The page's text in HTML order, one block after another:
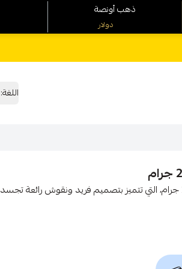
اللغة:
اكتشف أناقة تعليقة ذهب عيار 21 مع (فرع المارينا)، وزن 2.77 جرام، التي تتميز بتصميم فريد ونقوش رائعة تجسد
ذهب أونصة
دولار